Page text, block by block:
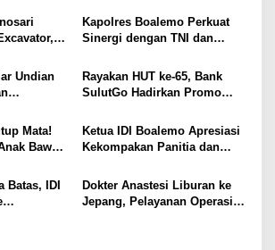
Kapolres Boalemo Perkuat
Sinergi dengan TNI dan
Silaturahmi
Undian
Rayakan HUT ke-65, Bank
SulutGo Hadirkan Promo
ASN, PPPK, dan Pensiunan
Mata!
Bawah
Ketua IDI Boalemo Apresiasi
Kekompakan Panitia dan
pada HBDI ke-118
Batas, IDI
Dokter Anastesi Liburan ke
Jepang, Pelayanan Operasi